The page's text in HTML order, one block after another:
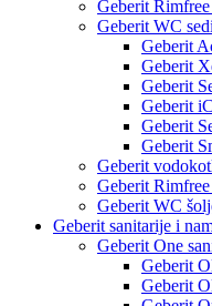
Geberit
Geberit WC
Geberit
Geberit
Geberit
Geberit
Geberit
Geberit
Geberit
Geberit
Geberit WC
Geberit sanitarije i
Geberit One
Geberit
Geberit